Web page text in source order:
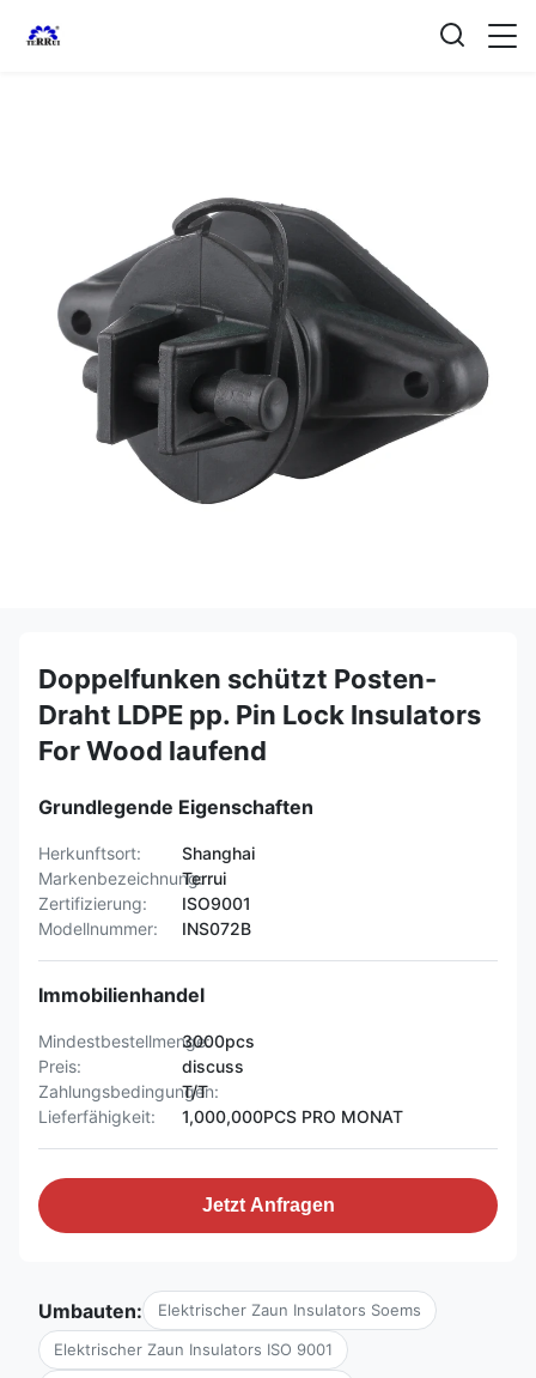
Doppelfunken schützt Posten-
Draht LDPE pp. Pin Lock Insulators
For Wood laufend
Grundlegende Eigenschaften
Herkunftsort:
Shanghai
Markenbezeichnung:Terrui
Zertifizierung:
ISO9001
Modellnummer:
INS072B
Immobilienhandel
Mindestbestellmenge:3000pcs
Preis:
discuss
Zahlungsbedingungen:
T/T
Lieferfähigkeit:
1,000,000PCS PRO MONAT
Jetzt Anfragen
Umbauten: Elektrischer Zaun Insulators Soems
Elektrischer Zaun Insulators ISO 9001